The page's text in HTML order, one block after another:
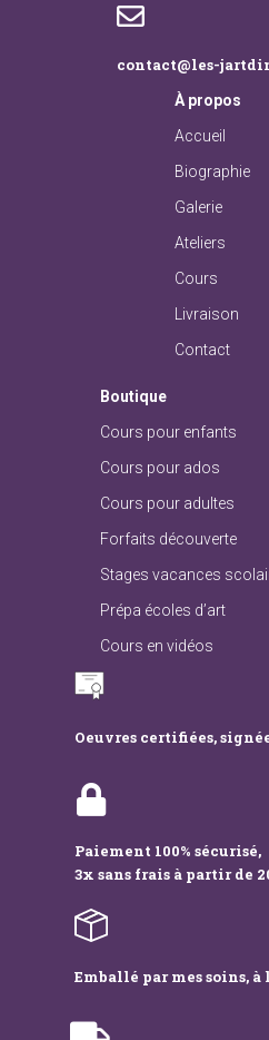
contact@les-
À propos
Accueil
Biographie
Galerie
Ateliers
Cours
Livraison
Contact
Boutique
Cours pour enfants
Cours pour ados
Cours pour adultes
Forfaits découverte
Stages vacances
Prépa écoles d’art
Cours en vidéos
Oeuvres certifiées,
Paiement 100% sécurisé,
3x sans frais à partir de
Emballé par mes soins,